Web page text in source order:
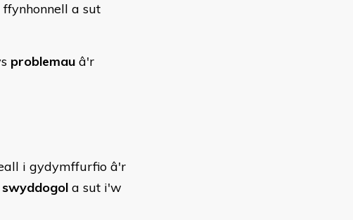
a sut
problemau â'r
i gydymffurfio â'r
a sut i'w